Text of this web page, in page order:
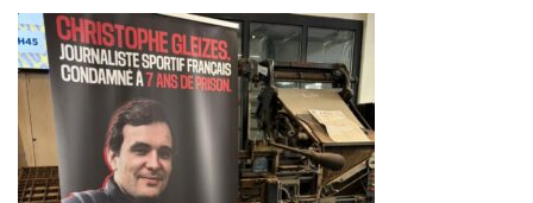
Eurovision
2026
:
Pays-
Bas,
Espagne,
Irlande